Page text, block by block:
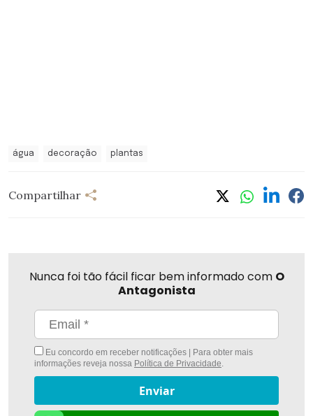
água decoração plantas
Compartilhar
Nunca foi tão fácil ficar bem informado com O
Antagonista
Eu concordo em receber notificações | Para obter mais
informações reveja nossa Política de Privacidade.
Enviar